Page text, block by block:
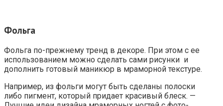
Фольга
Фольга по-прежнему тренд в декоре. При этом с ее
использованием можно сделать сами рисунки и
дополнить готовый маникюр в мраморной текстуре.
Например, из фольги могут быть сделаны полоски
либо пигмент, который придает красивый блеск. —